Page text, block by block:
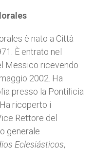
è nato a Città
È entrato nel
Messico ricevendo
2002. Ha
presso la Pontificia
ricoperto i
Rettore del
generale
Eclesiásticos,